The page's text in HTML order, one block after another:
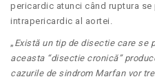
pericardic atunci când ruptura se
intrapericardic al aortei.
„ Există un tip de disectie care se
aceasta “disectie cronică”
cazurile de sindrom Marfan vor